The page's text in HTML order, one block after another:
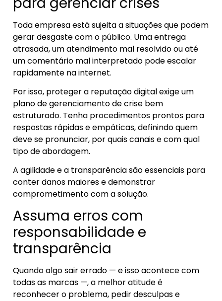
Toda empresa está sujeita a situações que podem
gerar desgaste com o público. Uma entrega
atrasada, um atendimento mal resolvido ou até
um comentário mal interpretado pode escalar
rapidamente na internet.
Por isso, proteger a reputação digital exige um
plano de gerenciamento de crise bem
estruturado. Tenha procedimentos prontos para
respostas rápidas e empáticas, definindo quem
deve se pronunciar, por quais canais e com qual
tipo de abordagem.
A agilidade e a transparência são essenciais para
conter danos maiores e demonstrar
comprometimento com a solução.
Assuma erros com
responsabilidade e
transparência
Quando algo sair errado — e isso acontece com
todas as marcas —, a melhor atitude é
reconhecer o problema, pedir desculpas e